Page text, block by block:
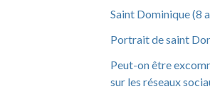
Saint Dominique (8
Portrait de saint
Peut-on être
sur les réseaux